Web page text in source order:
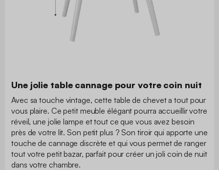
Une jolie table cannage pour votre coin nuit
Avec sa touche vintage, cette table de chevet a tout pour
vous plaire. Ce petit meuble élégant pourra accueillir votre
réveil, une jolie lampe et tout ce que vous avez besoin
près de votre lit. Son petit plus ? Son tiroir qui apporte une
touche de cannage discrète et qui vous permet de ranger
tout votre petit bazar, parfait pour créer un joli coin de nuit
dans votre chambre.